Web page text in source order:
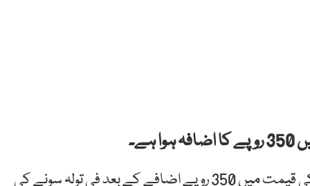
آل پاکستان صرافہ بازار ایسوسی ایشن کے مطابق سونے کی قیمت میں 350 روپے اضافے کے بعد فی تولہ سونے کی